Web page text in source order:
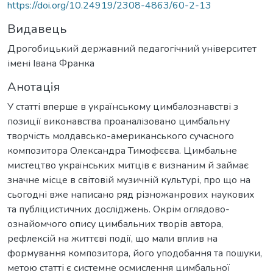
https://doi.org/10.24919/2308-4863/60-2-13
Видавець
Дрогобицький державний педагогічний університет
імені Івана Франка
Анотація
У статті вперше в українському цимбалознавстві з
позиції виконавства проаналізовано цимбальну
творчість молдавсько-американського сучасного
композитора Олександра Тимофєєва. Цимбальне
мистецтво українських митців є визнаним й займає
значне місце в світовій музичній культурі, про що на
сьогодні вже написано ряд різножанрових наукових
та публіцистичних досліджень. Окрім оглядово-
ознайомчого опису цимбальних творів автора,
рефлексій на життєві події, що мали вплив на
формування композитора, його уподобання та пошуки,
метою статті є системне осмислення цимбальної